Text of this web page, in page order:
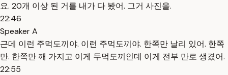
요. 20개 이상 된 거를 내가 다 봤어. 그거 사진을.
22:46
Speaker A
근데 이런 주먹도끼야. 이런 주먹도끼야. 한쪽만 날리 있어. 한쪽
만. 한쪽만 깨 가지고 이게 두먹도끼인데 이게 전부 만로 생겼어.
22:55